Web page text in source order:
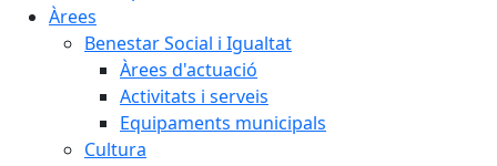
Àrees
Benestar Social i Igualtat
Àrees d'actuació
Activitats i serveis
Equipaments municipals
Cultura